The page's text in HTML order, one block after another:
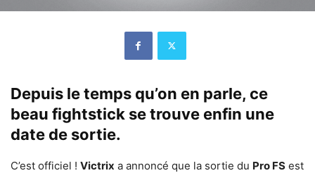
Depuis le temps qu’on en parle, ce
beau fightstick se trouve enfin une
date de sortie.
C’est officiel ! Victrix a annoncé que la sortie du Pro FS est